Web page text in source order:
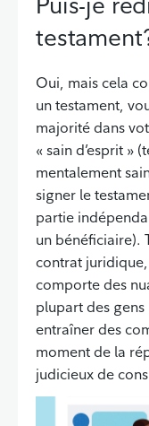
Oui, mais cela
un testament,
majorité dans
« sain d’esprit »
mentalement
signer le
partie
un bénéficiaire).
contrat
comporte des
plupart des
entraîner des
moment de la
judicieux de